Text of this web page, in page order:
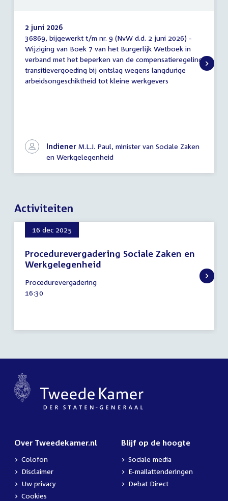
Bijgewerkte
tekst
2 juni 2026
36869, bijgewerkt t/m nr. 9 (NvW d.d. 2 juni 2026) -
Wijziging van Boek 7 van het Burgerlijk Wetboek in
verband met het beperken van de compensatieregeling
transitievergoeding bij ontslag wegens langdurige
arbeidsongeschiktheid tot kleine werkgevers
Indiener M.L.J. Paul, minister van Sociale Zaken
en Werkgelegenheid
Activiteiten
16 dec 2025
Procedurevergadering Sociale Zaken en
Werkgelegenheid
december
2025
Procedurevergadering
Tijd
16:30
Over Tweedekamer.nl
Colofon
Disclaimer
Uw privacy
Cookies
Blijf op de hoogte
Sociale media
E-mailattenderingen
Debat Direct